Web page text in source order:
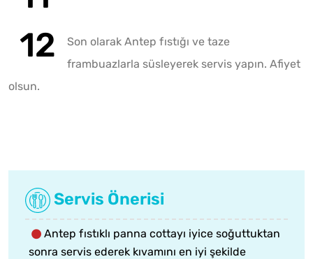
Son olarak Antep fıstığı ve taze
frambuazlarla süsleyerek servis yapın. Afiyet
olsun.
Servis Önerisi
Antep fıstıklı panna cottayı iyice soğuttuktan
sonra servis ederek kıvamını en iyi şekilde